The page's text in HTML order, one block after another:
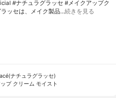
#ナチュラグラッセ #メイクアップク
ラッセは、メイク製品…続きを見る
ナチュラグラッセ)
プ クリーム モイスト